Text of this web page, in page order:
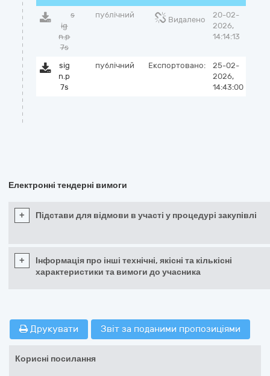
s
ig
n.p
7s
публічний
Видалено
20-02-
2026,
14:14:13
sig
n.p
7s
публічний Експортовано:
25-02-
2026,
14:43:00
Електронні тендерні вимоги
+ Підстави для відмови в участі у процедурі закупівлі
+
Інформація про інші технічні, якісні та кількісні
характеристики та вимоги до учасника
Друкувати Звіт за поданими пропозиціями
Корисні посилання